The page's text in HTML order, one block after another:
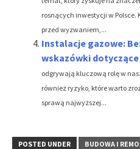
rosnących inwestycji w
przed wyzwaniem,...
Instalacje gazowe:
wskazówki
odgrywają kluczową rolę w
również ryzyko, które warto
sprawą najwyższej...
POSTED UNDER BUDOWA I